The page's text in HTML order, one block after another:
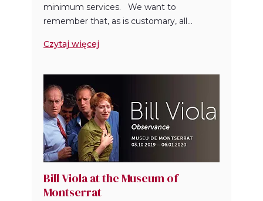
minimum services. We want to
remember that, as is customary, all...
Czytaj więcej
Bill Viola at the Museum of
Montserrat